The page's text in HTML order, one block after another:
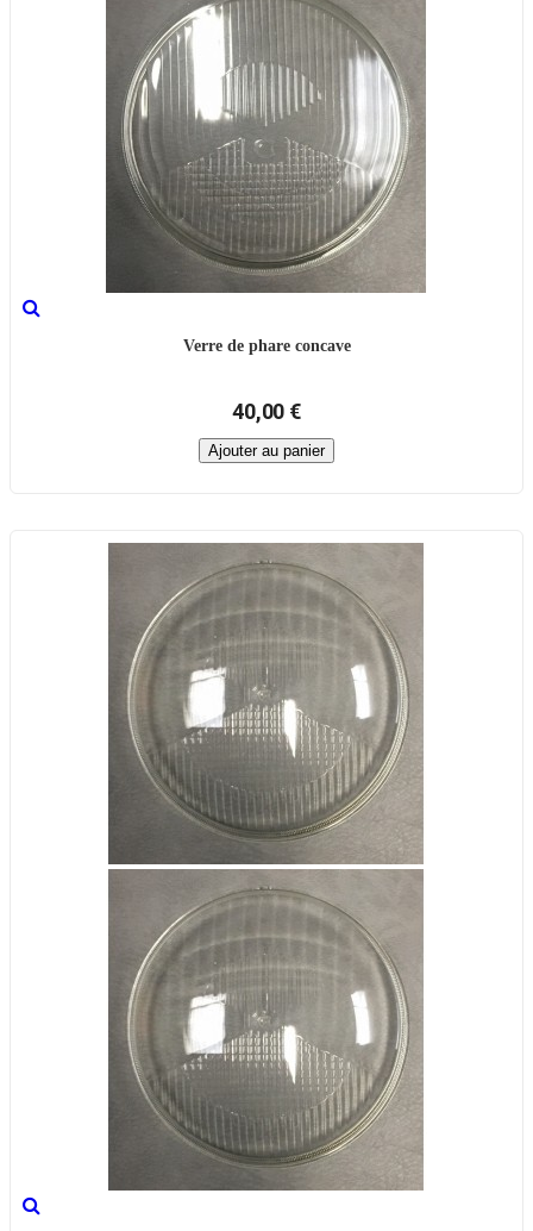
Verre de phare concave
40,00 €
Ajouter au panier